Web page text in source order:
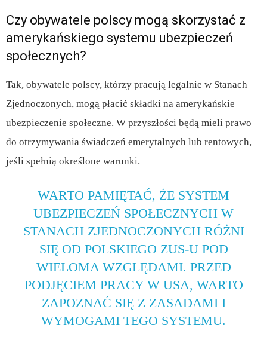
Czy obywatele polscy mogą skorzystać z
amerykańskiego systemu ubezpieczeń
społecznych?
Tak, obywatele polscy, którzy pracują legalnie w Stanach
Zjednoczonych, mogą płacić składki na amerykańskie
ubezpieczenie społeczne. W przyszłości będą mieli prawo
do otrzymywania świadczeń emerytalnych lub rentowych,
jeśli spełnią określone warunki.
WARTO PAMIĘTAĆ, ŻE SYSTEM
UBEZPIECZEŃ SPOŁECZNYCH W
STANACH ZJEDNOCZONYCH RÓŻNI
SIĘ OD POLSKIEGO ZUS-U POD
WIELOMA WZGLĘDAMI. PRZED
PODJĘCIEM PRACY W USA, WARTO
ZAPOZNAĆ SIĘ Z ZASADAMI I
WYMOGAMI TEGO SYSTEMU.